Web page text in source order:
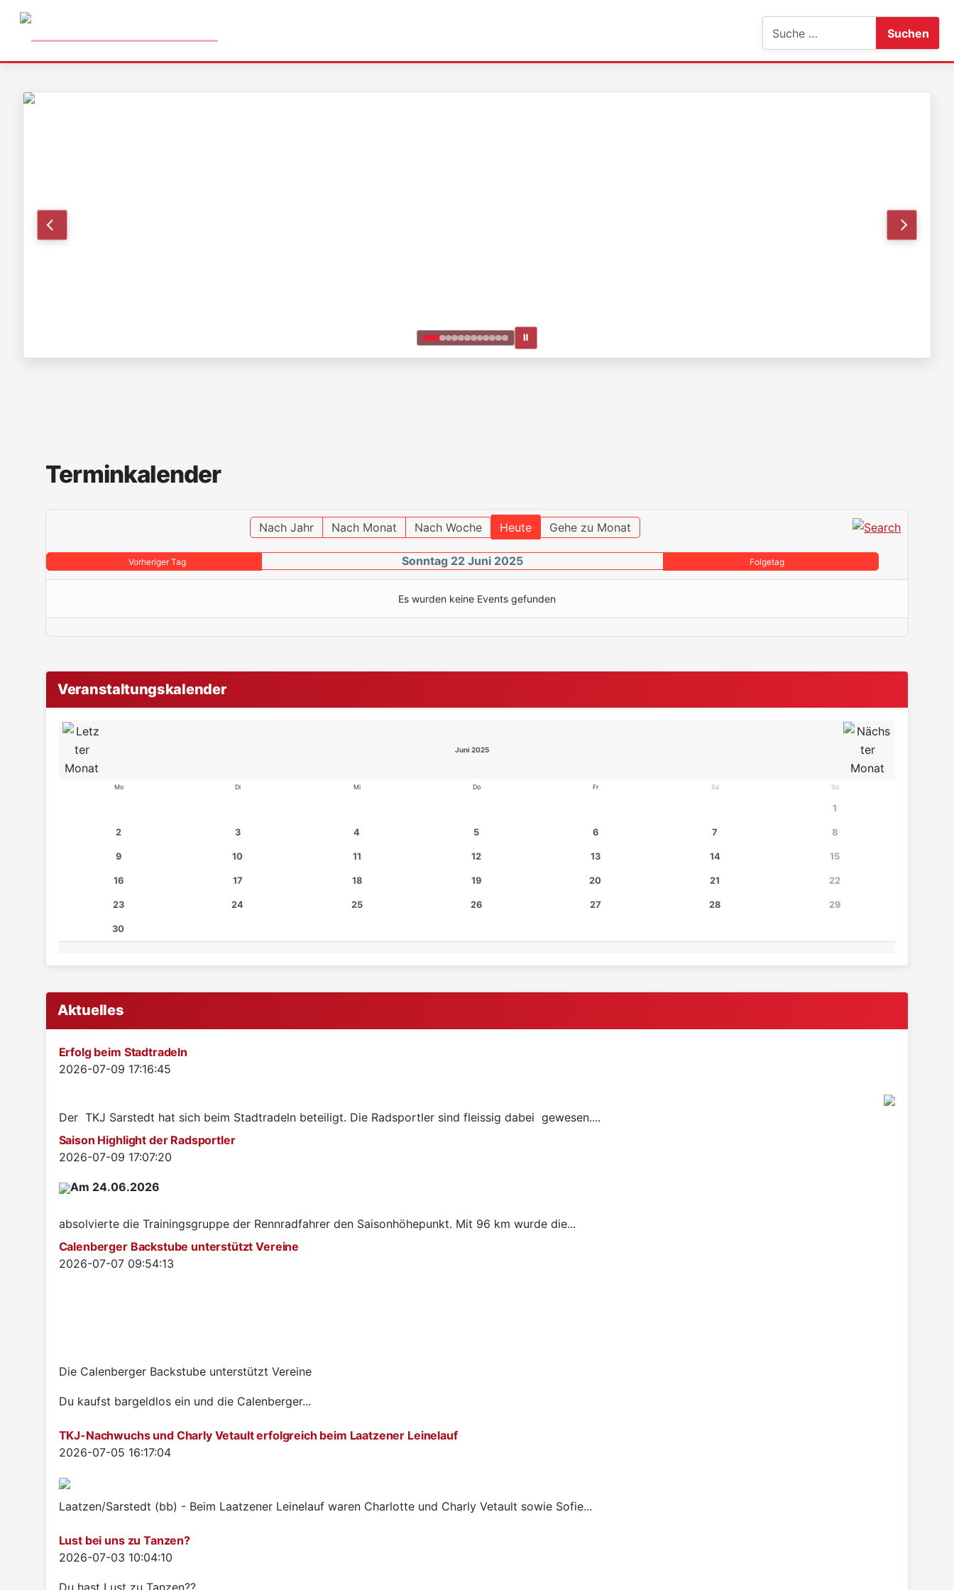
Suchen
Ⅱ
Terminkalender
Nach Jahr Nach Monat Nach Woche Heute Gehe zu Monat
Vorheriger Tag Sonntag 22 Juni 2025 Folgetag
Es wurden keine Events gefunden
Veranstaltungskalender
Juni 2025
Mo Di Mi Do Fr Sa So
1
2 3 4 5 6 7 8
9 10 11 12 13 14 15
16 17 18 19 20 21 22
23 24 25 26 27 28 29
30
Aktuelles
Erfolg beim Stadtradeln
Details
2026-07-09 17:16:45
Der TKJ Sarstedt hat sich beim Stadtradeln beteiligt. Die Radsportler sind fleissig dabei gewesen....
Saison Highlight der Radsportler
Details
2026-07-09 17:07:20
Am 24.06.2026
absolvierte die Trainingsgruppe der Rennradfahrer den Saisonhöhepunkt. Mit 96 km wurde die...
Calenberger Backstube unterstützt Vereine
Details
2026-07-07 09:54:13
Die Calenberger Backstube unterstützt Vereine
Du kaufst bargeldlos ein und die Calenberger...
TKJ-Nachwuchs und Charly Vetault erfolgreich beim Laatzener Leinelauf
Details
2026-07-05 16:17:04
Laatzen/Sarstedt (bb) - Beim Laatzener Leinelauf waren Charlotte und Charly Vetault sowie Sofie...
Lust bei uns zu Tanzen?
Details
2026-07-03 10:04:10